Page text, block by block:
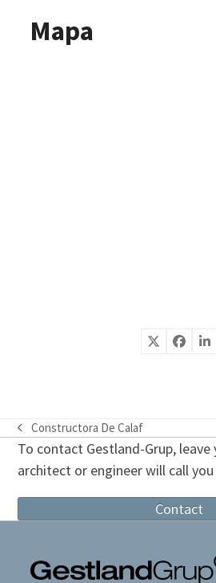
Mapa
previous
post:
Constructora De Calaf
To contact Gestland-Grup,
architect or engineer will call you
Contact